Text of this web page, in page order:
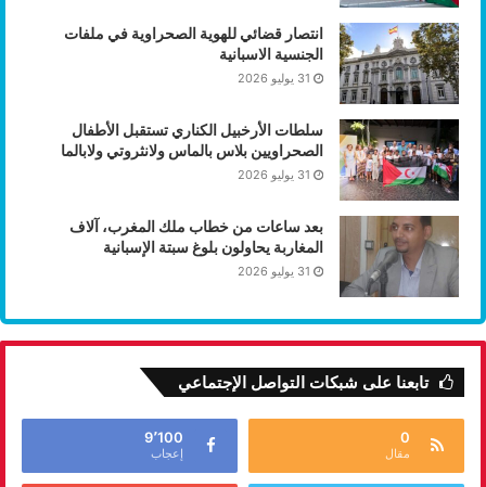
انتصار قضائي للهوية الصحراوية في ملفات
الجنسية الاسبانية
31 يوليو 2026
سلطات الأرخبيل الكناري تستقبل الأطفال
الصحراويين بلاس بالماس ولانثروتي ولابالما
31 يوليو 2026
بعد ساعات من خطاب ملك المغرب، آلاف
المغاربة يحاولون بلوغ سبتة الإسبانية
31 يوليو 2026
تابعنا على شبكات التواصل الإجتماعي
0
مقال
9٬100
إعجاب